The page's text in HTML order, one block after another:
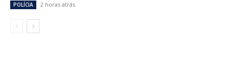
POLÍCIA 2 horas atrás